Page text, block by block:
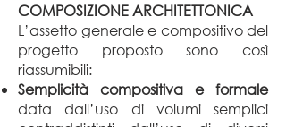
COMPOSIZIONE ARCHITETTONICA
L’assetto generale e compositivo del
progetto proposto sono così
riassumibili:
Semplicità compositiva e formale
data dall’uso di volumi semplici